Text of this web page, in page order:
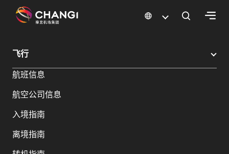
有
宜
网
樟宜机场 樟宜机场餐饮与购物 樟宜机场购物指南 购物详情
飞行
航班信息
航空公司信息
入境指南
离境指南